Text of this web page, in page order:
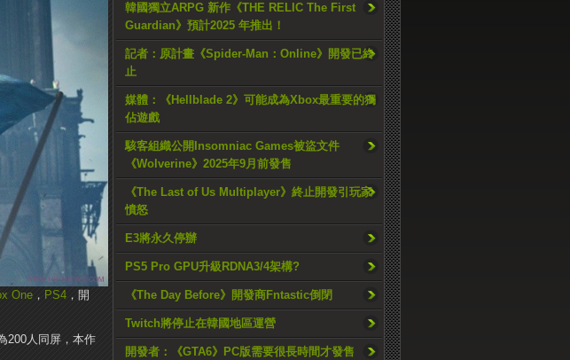
韓國獨立ARPG 新作《THE RELIC The First
Guardian》預計2025 年推出！
記者：原計畫《Spider-Man：Online》開發已終
止
媒體：《Hellblade 2》可能成為Xbox最重要的獨
佔遊戲
駭客組織公開Insomniac Games被盜文件
《Wolverine》2025年9月前發售
《The Last of Us Multiplayer》終止開發引玩家
憤怒
E3將永久停辦
PS5 Pro GPU升級RDNA3/4架構?
《The Day Before》開發商Fntastic倒閉
Twitch將停止在韓國地區運營
開發者：《GTA6》PC版需要很長時間才發售
One ， PS4 ，開
200人同屏，本作